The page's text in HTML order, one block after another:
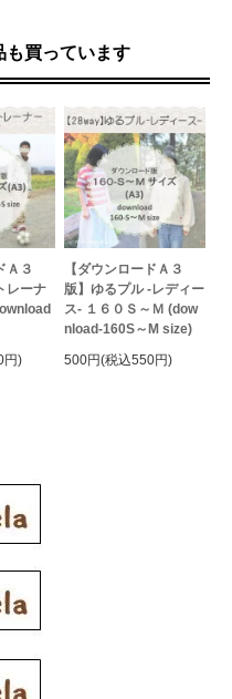
も買っています
Ａ３
レーナ
円)
【ダウンロードＡ３
版】ゆるプル -レディー
ス- １６０Ｓ～Ｍ (dow
nload-160S～M size)
500円(税込550円)